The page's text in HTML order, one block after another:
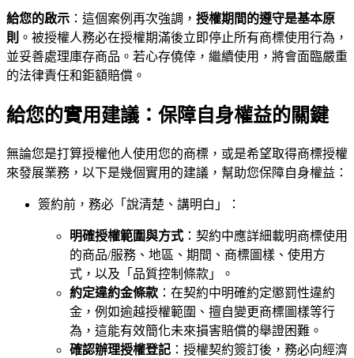
給您的啟示 ：這個案例再次強調， 授權期間的遵守是基本原
則 。被授權人務必在授權期滿後立即停止所有商標使用行為，
並妥善處理庫存商品。若心存僥倖，繼續使用，將會面臨嚴重
的法律責任和鉅額賠償。
給您的實用建議：保障自身權益的關鍵
無論您是打算授權他人使用您的商標，或是希望取得商標授權
來發展業務，以下是幾個實用的建議，幫助您保障自身權益：
簽約前，務必「說清楚、講明白」：
明確授權範圍與方式 ：契約中應詳細載明商標使用
的商品/服務、地區、期間、商標圖樣、使用方
式，以及「品質控制條款」。
約定違約金條款 ：在契約中明確約定懲罰性違約
金，例如逾越授權範圍、擅自變更商標圖樣等行
為，這能有效簡化未來損害賠償的舉證困難。
確認辦理授權登記 ：授權契約簽訂後，務必向經濟